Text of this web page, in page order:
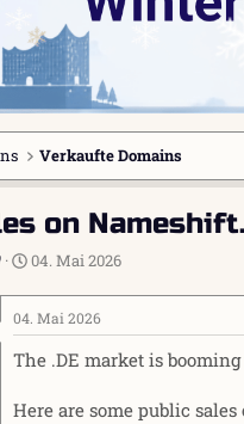
Verkaufte Domains
on
E
s
t
l
t
04. Mai 2026
04. Mai 2026
The .DE market is
Here are some public